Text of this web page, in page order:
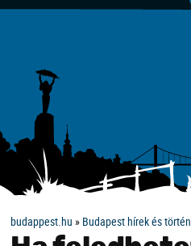
budappest.hu » Budapest hírek és